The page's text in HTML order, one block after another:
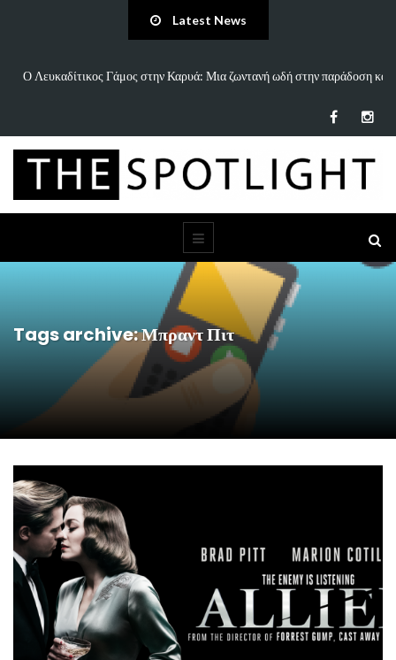
Latest News
παράδοση και «Άννα Είσαι Καλά;»: Το νέο τραγούδι του Δημήτρη
Tags archive: Μπραντ Πιτ